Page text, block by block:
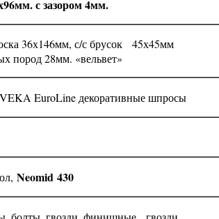
с зазором 4мм.
36х146мм, с/с брусок 45х45мм
пород 28мм. «вельвет»
EuroLine декоративные шпросы
Neomid 430